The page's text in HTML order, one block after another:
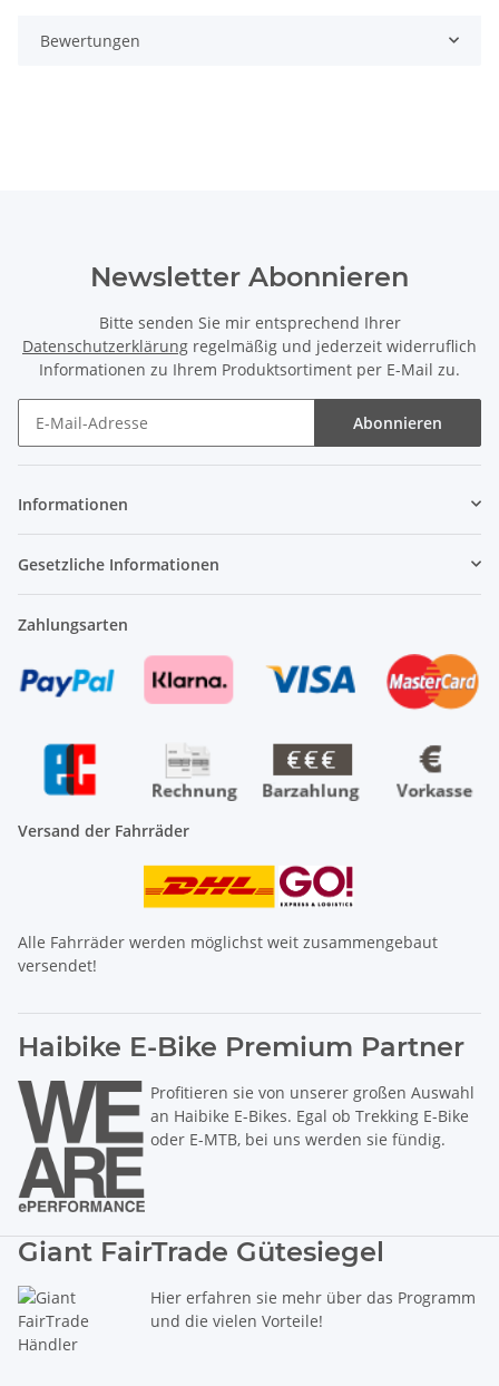
Bewertungen
Newsletter Abonnieren
Bitte senden Sie mir entsprechend Ihrer
Datenschutzerklärung regelmäßig und jederzeit widerruflich
Informationen zu Ihrem Produktsortiment per E-Mail zu.
Abonnieren
Informationen
Gesetzliche Informationen
Zahlungsarten
Versand der Fahrräder
Alle Fahrräder werden möglichst weit zusammengebaut
versendet!
Haibike E-Bike Premium Partner
Profitieren sie von unserer großen Auswahl
an Haibike E-Bikes. Egal ob Trekking E-Bike
oder E-MTB, bei uns werden sie fündig.
Giant FairTrade Gütesiegel
Hier erfahren sie mehr über das Programm
und die vielen Vorteile!